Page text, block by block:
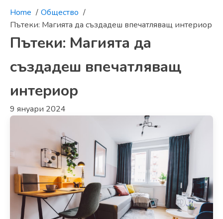
Home
Обществo
Пътеки: Магията да създадеш впечатляващ интериор
Пътеки: Магията да
създадеш впечатляващ
интериор
9 януари 2024